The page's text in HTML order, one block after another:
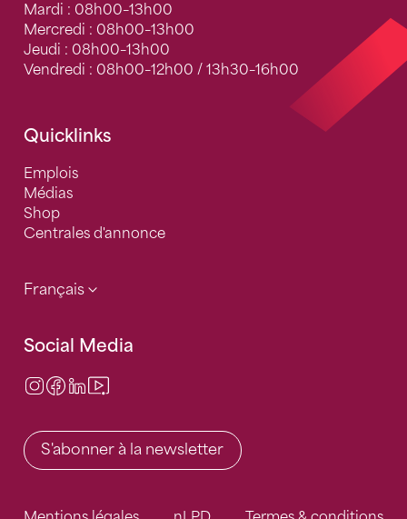
Mardi : 08h00–13h00
Mercredi : 08h00–13h00
Jeudi : 08h00–13h00
Vendredi : 08h00–12h00 / 13h30–16h00
Quicklinks
Emplois
Médias
Shop
Centrales d'annonce
Français
Social Media
Instagram
Facebook
LinkedIn
S'abonner à la newsletter